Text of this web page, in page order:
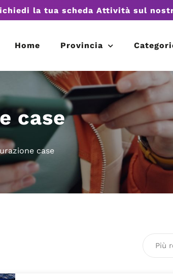
la tua scheda Attività sul
Home Provincia
case
case
Più